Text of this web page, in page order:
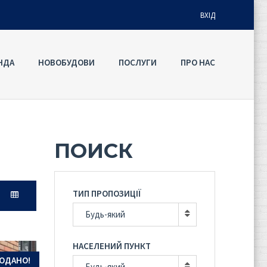
ВХІД
Ім'я користувача
пароль? УВІЙТИ
Запам'ятати мене
НОВОБУДОВИ ПОСЛУГИ ПРО НАС
ПОИСК
ТИП ПРОПОЗИЦІЇ
Будь-який
НАСЕЛЕНИЙ ПУНКТ